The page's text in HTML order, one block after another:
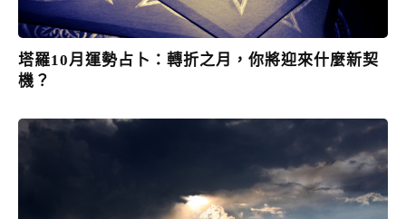
塔羅10月運勢占卜：轉折之月，你將迎來什麼新契
機？